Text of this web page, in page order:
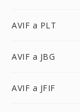
AVIF a PLT
AVIF a JBG
AVIF a JFIF